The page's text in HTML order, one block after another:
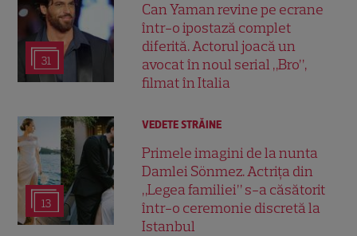
31
Can Yaman revine pe ecrane
într-o ipostază complet
diferită. Actorul joacă un
avocat în noul serial „Bro”,
filmat în Italia
13
VEDETE STRĂINE
Primele imagini de la nunta
Damlei Sönmez. Actrița din
„Legea familiei” s-a căsătorit
într-o ceremonie discretă la
Istanbul